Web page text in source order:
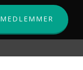
MEDLEMMER